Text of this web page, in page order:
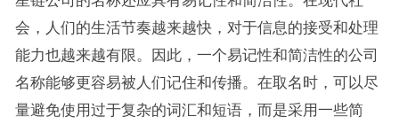
会，人们的生活节奏越来越快，对于信息的接受和处理
能力也越来越有限。因此，一个易记性和简洁性的公司
名称能够更容易被人们记住和传播。在取名时，可以尽
量避免使用过于复杂的词汇和短语，而是采用一些简